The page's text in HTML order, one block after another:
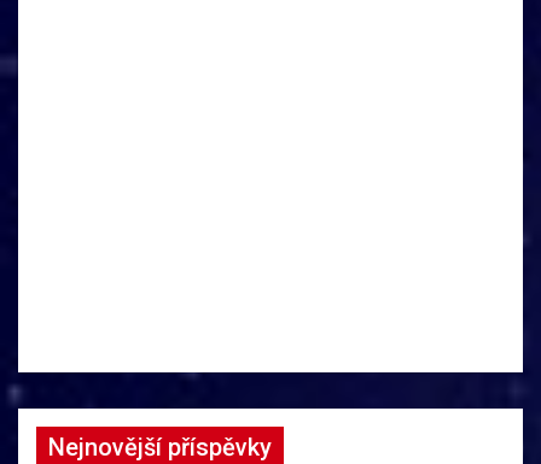
Nejnovější příspěvky